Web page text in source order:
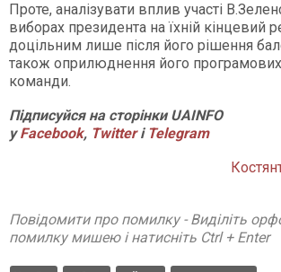
Проте, аналізувати вплив участі
виборах президента на їхній кінцевий
доцільним лише після його рішення
також оприлюднення його програмових
команди.
Підписуйся на сторінки UAINFO
уFacebook, Twitter і Telegram
Повідомити про помилку - Виділіть
помилку мишею і натисніть Ctrl + Enter